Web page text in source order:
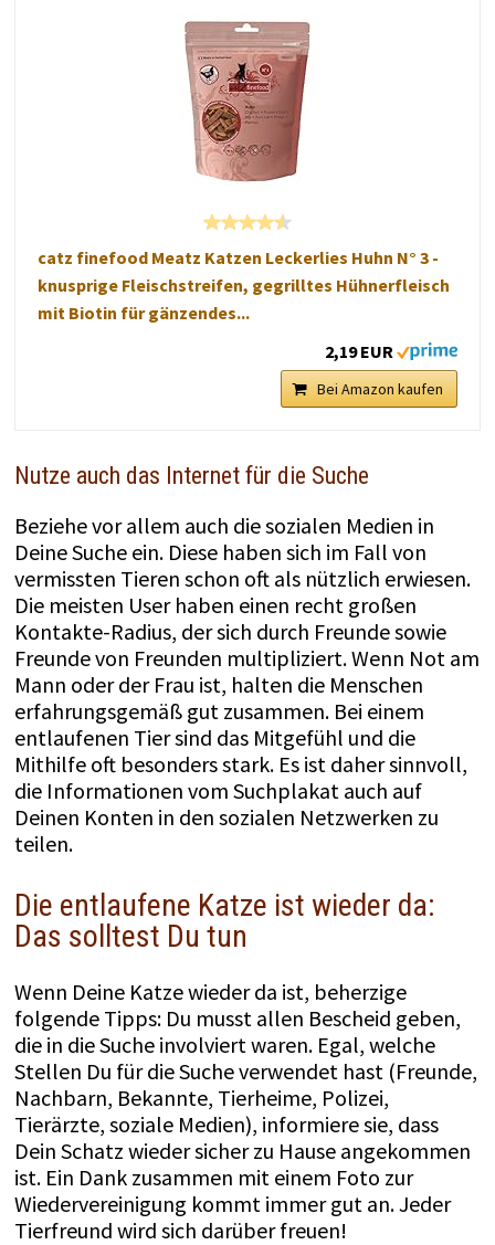
catz finefood Meatz Katzen Leckerlies Huhn N° 3 -
knusprige Fleischstreifen, gegrilltes Hühnerfleisch
mit Biotin für gänzendes...
2,19 EUR
Bei Amazon kaufen
Nutze auch das Internet für die Suche
Beziehe vor allem auch die sozialen Medien in
Deine Suche ein. Diese haben sich im Fall von
vermissten Tieren schon oft als nützlich erwiesen.
Die meisten User haben einen recht großen
Kontakte-Radius, der sich durch Freunde sowie
Freunde von Freunden multipliziert. Wenn Not am
Mann oder der Frau ist, halten die Menschen
erfahrungsgemäß gut zusammen. Bei einem
entlaufenen Tier sind das Mitgefühl und die
Mithilfe oft besonders stark. Es ist daher sinnvoll,
die Informationen vom Suchplakat auch auf
Deinen Konten in den sozialen Netzwerken zu
teilen.
Die entlaufene Katze ist wieder da:
Das solltest Du tun
Wenn Deine Katze wieder da ist, beherzige
folgende Tipps: Du musst allen Bescheid geben,
die in die Suche involviert waren. Egal, welche
Stellen Du für die Suche verwendet hast (Freunde,
Nachbarn, Bekannte, Tierheime, Polizei,
Tierärzte, soziale Medien), informiere sie, dass
Dein Schatz wieder sicher zu Hause angekommen
ist. Ein Dank zusammen mit einem Foto zur
Wiedervereinigung kommt immer gut an. Jeder
Tierfreund wird sich darüber freuen!